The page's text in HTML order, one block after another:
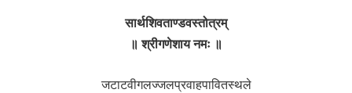
सार्थशिवताण्डवस्तोत्रम्
॥ श्रीगणेशाय नमः ॥
जटाटवीगलज्जलप्रवाहपावितस्थले